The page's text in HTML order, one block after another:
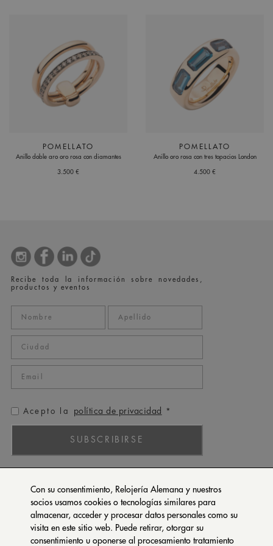
Con su consentimiento, Relojería Alemana y nuestros
socios usamos cookies o tecnologías similares para
almacenar, acceder y procesar datos personales como su
visita en este sitio web. Puede retirar, otorgar su
consentimiento u oponerse al procesamiento tratamiento
POMELLATO
Anillo doble aro oro rosa con diamantes
3.500 €
POMELLATO
Anillo oro rosa con tres topacios London
4.500 €
Recibe toda la información sobre novedades,
productos y eventos
Acepto la política de privacidad *
SUBSCRIBIRSE
PATEK PHILIPPE
TUDOR
CARTIER